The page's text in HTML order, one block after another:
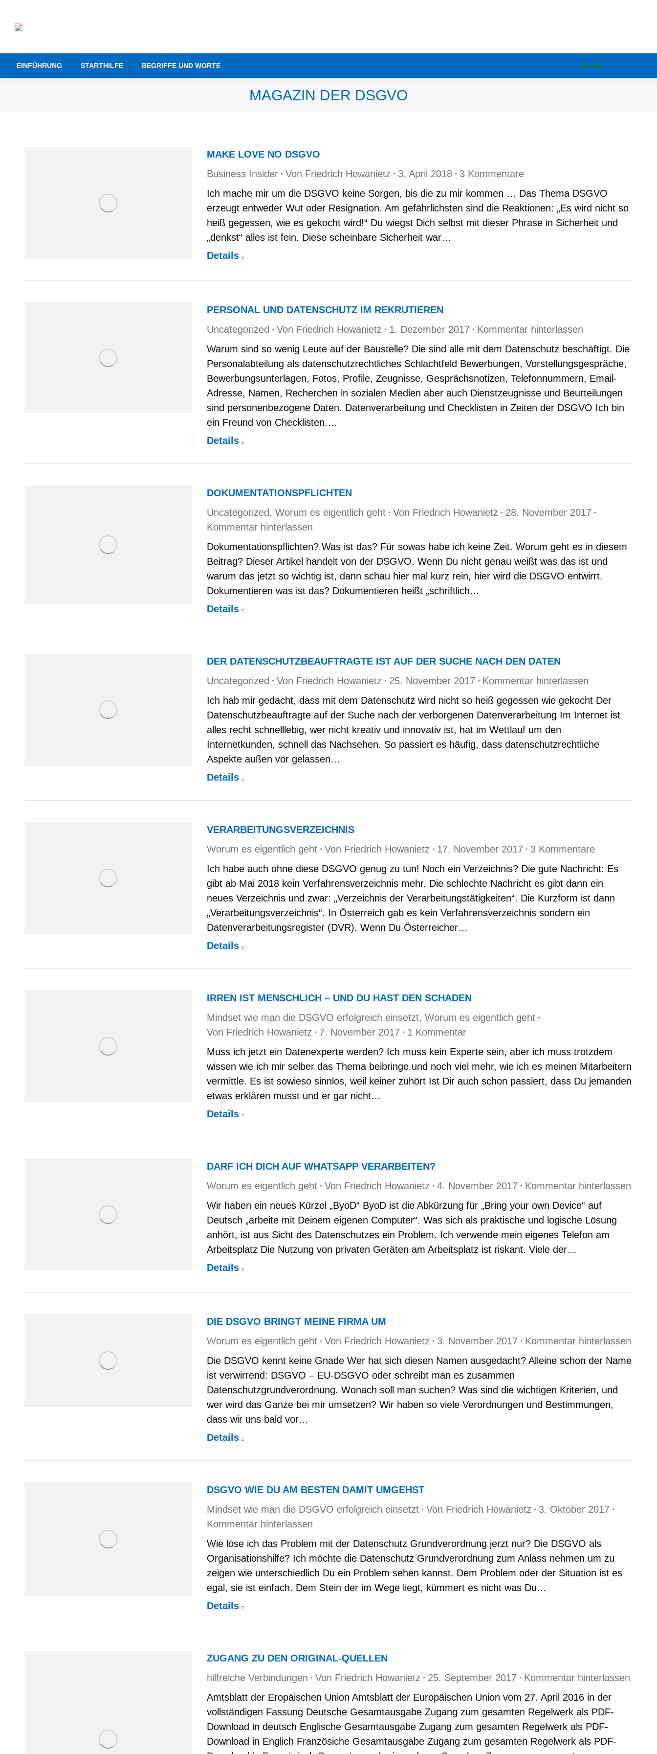
EINFÜHRUNG STARTHILFE BEGRIFFE UND WORTE Search:
Suchen
MAGAZIN DER DSGVO
MAKE LOVE NO DSGVO
Business Insider
Von Friedrich Howanietz 3. April 2018
3 Kommentare
Ich mache mir um die DSGVO keine Sorgen, bis die zu mir kommen … Das Thema DSGVO
erzeugt entweder Wut oder Resignation. Am gefährlichsten sind die Reaktionen: „Es wird nicht so
heiß gegessen, wie es gekocht wird!“ Du wiegst Dich selbst mit dieser Phrase in Sicherheit und
„denkst“ alles ist fein. Diese scheinbare Sicherheit war…
Details
PERSONAL UND DATENSCHUTZ IM REKRUTIEREN
Uncategorized
Von Friedrich Howanietz 1. Dezember 2017
Kommentar hinterlassen
Warum sind so wenig Leute auf der Baustelle? Die sind alle mit dem Datenschutz beschäftigt. Die
Personalabteilung als datenschutzrechtliches Schlachtfeld Bewerbungen, Vorstellungsgespräche,
Bewerbungsunterlagen, Fotos, Profile, Zeugnisse, Gesprächsnotizen, Telefonnummern, Email-
Adresse, Namen, Recherchen in sozialen Medien aber auch Dienstzeugnisse und Beurteilungen
sind personenbezogene Daten. Datenverarbeitung und Checklisten in Zeiten der DSGVO Ich bin
ein Freund von Checklisten.…
Details
DOKUMENTATIONSPFLICHTEN
Uncategorized ,Worum es eigentlich geht Von Friedrich Howanietz
28. November 2017
Kommentar hinterlassen
Dokumentationspflichten? Was ist das? Für sowas habe ich keine Zeit. Worum geht es in diesem
Beitrag? Dieser Artikel handelt von der DSGVO. Wenn Du nicht genau weißt was das ist und
warum das jetzt so wichtig ist, dann schau hier mal kurz rein, hier wird die DSGVO entwirrt.
Dokumentieren was ist das? Dokumentieren heißt „schriftlich…
Details
DER DATENSCHUTZBEAUFTRAGTE IST AUF DER SUCHE NACH DEN DATEN
Uncategorized
Von Friedrich Howanietz 25. November 2017
Kommentar hinterlassen
Ich hab mir gedacht, dass mit dem Datenschutz wird nicht so heiß gegessen wie gekocht Der
Datenschutzbeauftragte auf der Suche nach der verborgenen Datenverarbeitung Im Internet ist
alles recht schnelllebig, wer nicht kreativ und innovativ ist, hat im Wettlauf um den
Internetkunden, schnell das Nachsehen. So passiert es häufig, dass datenschutzrechtliche
Aspekte außen vor gelassen…
Details
VERARBEITUNGSVERZEICHNIS
Worum es eigentlich geht
Von Friedrich Howanietz 17. November 2017
3 Kommentare
Ich habe auch ohne diese DSGVO genug zu tun! Noch ein Verzeichnis? Die gute Nachricht: Es
gibt ab Mai 2018 kein Verfahrensverzeichnis mehr. Die schlechte Nachricht es gibt dann ein
neues Verzeichnis und zwar: „Verzeichnis der Verarbeitungstätigkeiten“. Die Kurzform ist dann
„Verarbeitungsverzeichnis“. In Österreich gab es kein Verfahrensverzeichnis sondern ein
Datenverarbeitungsregister (DVR). Wenn Du Österreicher…
Details
IRREN IST MENSCHLICH – UND DU HAST DEN SCHADEN
Mindset wie man die DSGVO erfolgreich einsetzt,Worum es eigentlich geht
Von Friedrich Howanietz 7. November 2017
1 Kommentar
Muss ich jetzt ein Datenexperte werden? Ich muss kein Experte sein, aber ich muss trotzdem
wissen wie ich mir selber das Thema beibringe und noch viel mehr, wie ich es meinen Mitarbeitern
vermittle. Es ist sowieso sinnlos, weil keiner zuhört Ist Dir auch schon passiert, dass Du jemanden
etwas erklären musst und er gar nicht…
Details
DARF ICH DICH AUF WHATSAPP VERARBEITEN?
Worum es eigentlich geht
Von Friedrich Howanietz 4. November 2017
Kommentar hinterlassen
Wir haben ein neues Kürzel „ByoD“ ByoD ist die Abkürzung für „Bring your own Device“ auf
Deutsch „arbeite mit Deinem eigenen Computer“. Was sich als praktische und logische Lösung
anhört, ist aus Sicht des Datenschutzes ein Problem. Ich verwende mein eigenes Telefon am
Arbeitsplatz Die Nutzung von privaten Geräten am Arbeitsplatz ist riskant. Viele der…
Details
DIE DSGVO BRINGT MEINE FIRMA UM
Worum es eigentlich geht
Von Friedrich Howanietz 3. November 2017
Kommentar hinterlassen
Die DSGVO kennt keine Gnade Wer hat sich diesen Namen ausgedacht? Alleine schon der Name
ist verwirrend: DSGVO – EU-DSGVO oder schreibt man es zusammen
Datenschutzgrundverordnung. Wonach soll man suchen? Was sind die wichtigen Kriterien, und
wer wird das Ganze bei mir umsetzen? Wir haben so viele Verordnungen und Bestimmungen,
dass wir uns bald vor…
Details
DSGVO WIE DU AM BESTEN DAMIT UMGEHST
Mindset wie man die DSGVO erfolgreich einsetzt
Von Friedrich Howanietz
3. Oktober 2017
Kommentar hinterlassen
Wie löse ich das Problem mit der Datenschutz Grundverordnung jerzt nur? Die DSGVO als
Organisationshilfe? Ich möchte die Datenschutz Grundverordnung zum Anlass nehmen um zu
zeigen wie unterschiedlich Du ein Problem sehen kannst. Dem Problem oder der Situation ist es
egal, sie ist einfach. Dem Stein der im Wege liegt, kümmert es nicht was Du…
Details
ZUGANG ZU DEN ORIGINAL-QUELLEN
hilfreiche Verbindungen
Von Friedrich Howanietz 25. September 2017
Kommentar hinterlassen
Amtsblatt der Eropäischen Union Amtsblatt der Europäischen Union vom 27. April 2016 in der
vollständigen Fassung Deutsche Gesamtausgabe Zugang zum gesamten Regelwerk als PDF-
Download in deutsch Englische Gesamtausgabe Zugang zum gesamten Regelwerk als PDF-
Download in Englich Französiche Gesamtausgabe Zugang zum gesamten Regelwerk als PDF-